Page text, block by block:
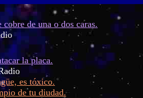
de una o dos caras.
la placa.
es tóxico.
de tu diudad.